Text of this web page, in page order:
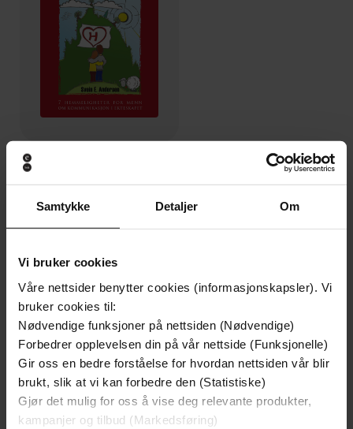
Samtykke Detaljer Om
Vi bruker cookies
Våre nettsider benytter cookies (informasjonskapsler). Vi
bruker cookies til:
Nødvendige funksjoner på nettsiden (Nødvendige)
Forbedrer opplevelsen din på vår nettside (Funksjonelle)
Gir oss en bedre forståelse for hvordan nettsiden vår blir
brukt, slik at vi kan forbedre den (Statistiske)
Gjør det mulig for oss å vise deg relevante produkter,
kampanjer og tilbud (Markedsføring)
Det er deg jeg vil ha
Svein E. Andersen
Forfattere
Forlag eboknorden as
Utgitt 29.08.2011
Sjanger Helse og livsstil,Hobby og fritid